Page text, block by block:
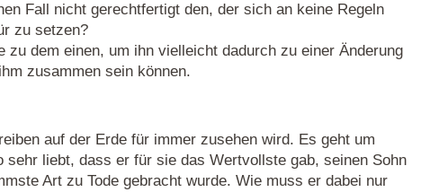
Fall nicht gerechtfertigt den, der sich an keine Regeln
zu setzen?
zu dem einen, um ihn vielleicht dadurch zu einer Änderung
zusammen sein können.
auf der Erde für immer zusehen wird. Es geht um
liebt, dass er für sie das Wertvollste gab, seinen Sohn
Art zu Tode gebracht wurde. Wie muss er dabei nur